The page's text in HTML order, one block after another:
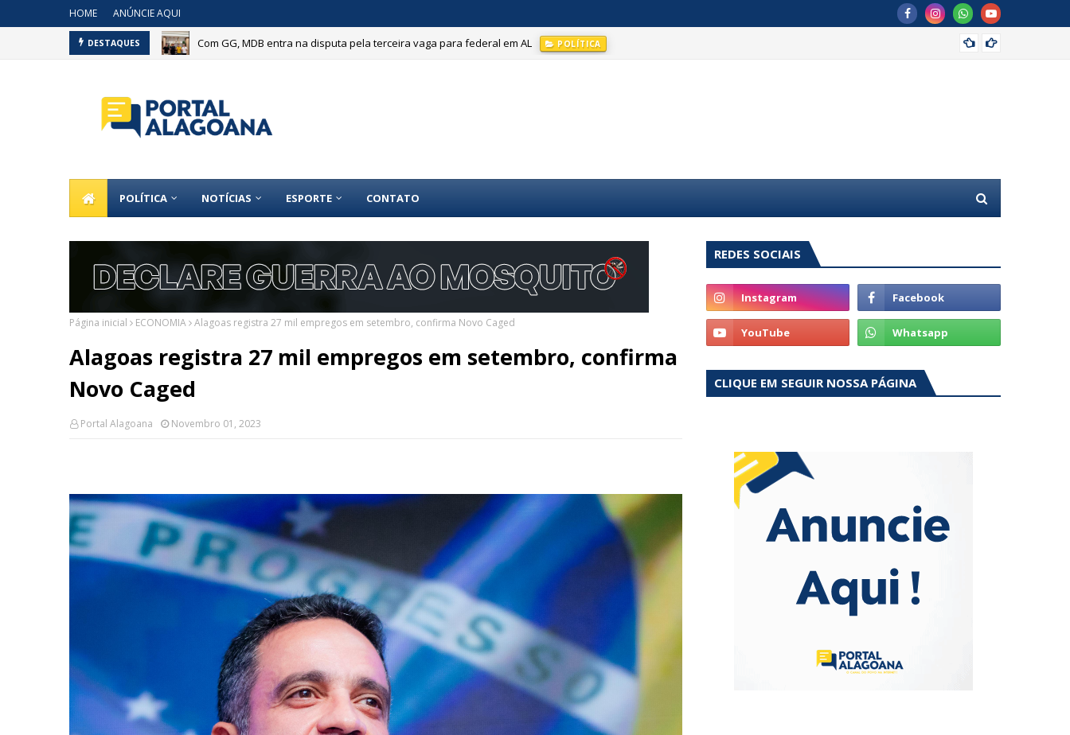
HOME ANÚNCIE AQUI
DESTAQUES Com GG, MDB entra na disputa pela terceira vaga para federal em AL POLÍTICA
POLÍTICA NOTÍCIAS ESPORTE CONTATO
Página inicial ECONOMIA Alagoas registra 27 mil empregos em setembro, confirma Novo Caged
Alagoas registra 27 mil empregos em setembro, confirma
Novo Caged
Portal Alagoana Novembro 01, 2023
REDES SOCIAIS
CLIQUE EM SEGUIR NOSSA PÁGINA